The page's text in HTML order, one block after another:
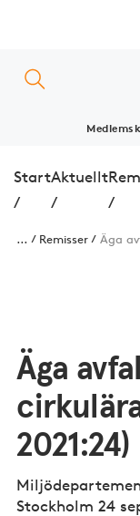
Start
/
Aktuellt
/
/
... Remisser Äga
Äga
2021:24)
Stockholm 24